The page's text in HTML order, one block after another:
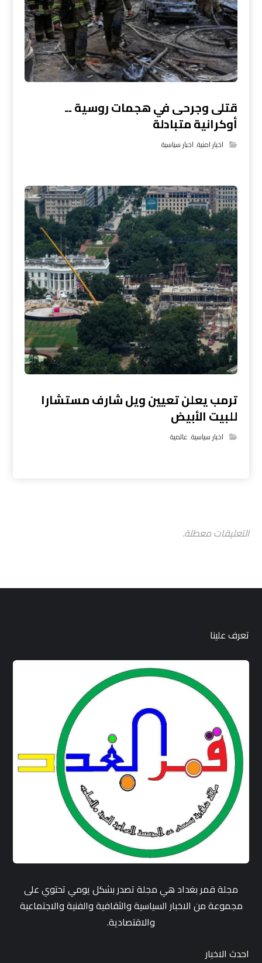
قتلى وجرحى في هجمات روسية ــ
أوكرانية متبادلة
اخبار امنية,اخبار سياسية
ترمب يعلن تعيين ويل شارف مستشارا
للبيت الأبيض
اخبار سياسية,عالمية
التعليقات معطلة.
تعرف علينا
مجلة قمر بغداد هي مجلة تصدر بشكل يومي تحتوي على
مجموعة من الاخبار السياسية والثقافية والفنية والاجتماعية
والاقتصادية.
احدث الاخبار